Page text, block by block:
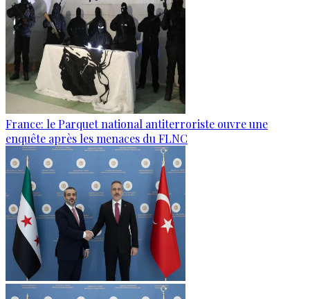
France: le Parquet national antiterroriste ouvre une
enquête après les menaces du FLNC